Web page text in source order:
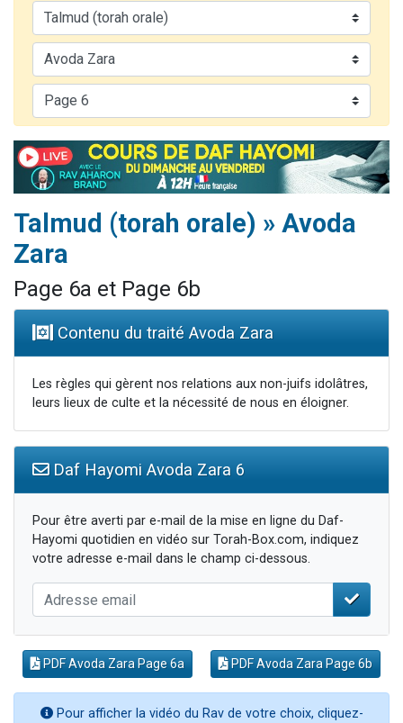
Il reste 49 places pour étudier en groupe sur Zoom
12 nouvelles musiques dans Torah-Box Music
2 personnes viennent de nous rejoindre sur WhatsApp
2 personnes viennent de nous rejoindre sur WhatsApp
Talmud (torah orale) » Avoda
Zara
Page 6a et Page 6b
Contenu du traité Avoda Zara
Les règles qui gèrent nos relations aux non-juifs idolâtres,
leurs lieux de culte et la nécessité de nous en éloigner.
Daf Hayomi Avoda Zara 6
Pour être averti par e-mail de la mise en ligne du Daf-
Hayomi quotidien en vidéo sur Torah-Box.com, indiquez
votre adresse e-mail dans le champ ci-dessous.
PDF Avoda Zara Page 6a PDF Avoda Zara Page 6b
Pour afficher la vidéo du Rav de votre choix, cliquez-